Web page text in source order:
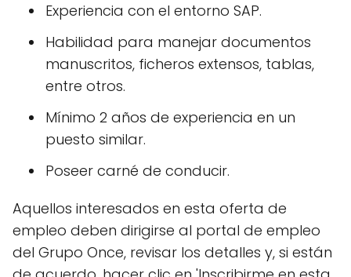
Experiencia con el entorno SAP.
Habilidad para manejar documentos
manuscritos, ficheros extensos, tablas,
entre otros.
Mínimo 2 años de experiencia en un
puesto similar.
Poseer carné de conducir.
Aquellos interesados en esta oferta de
empleo deben dirigirse al portal de empleo
del Grupo Once, revisar los detalles y, si están